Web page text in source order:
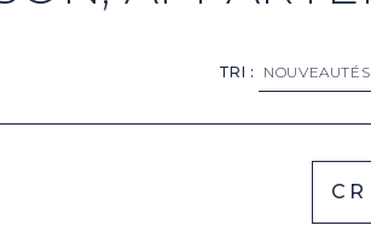
TRI :